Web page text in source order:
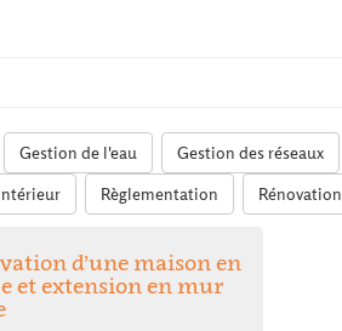
Gestion de l'eau
Gestion des réseaux
Règlementation Rénovation
d’une maison en
et extension en mur